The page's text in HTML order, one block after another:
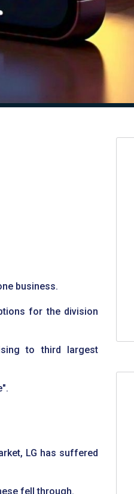
business.
for the division
to third largest
LG has suffered
fell through.